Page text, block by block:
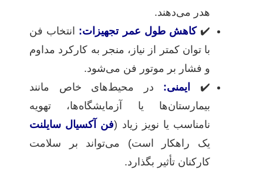
هدر می‌دهند.
✔️کاهش طول عمر تجهیزات: انتخاب فن
با توان کمتر از نیاز، منجر به کارکرد مداوم
و فشار بر موتور فن می‌شود.
✔️
ایمنی: در محیط‌های خاص مانند
بیمارستان‌ها یا آزمایشگاه‌ها، تهویه
نامناسب یا نویز زیاد (فن آکسیال سایلنت
یک راهکار است) می‌تواند بر سلامت
کارکنان تأثیر بگذارد.